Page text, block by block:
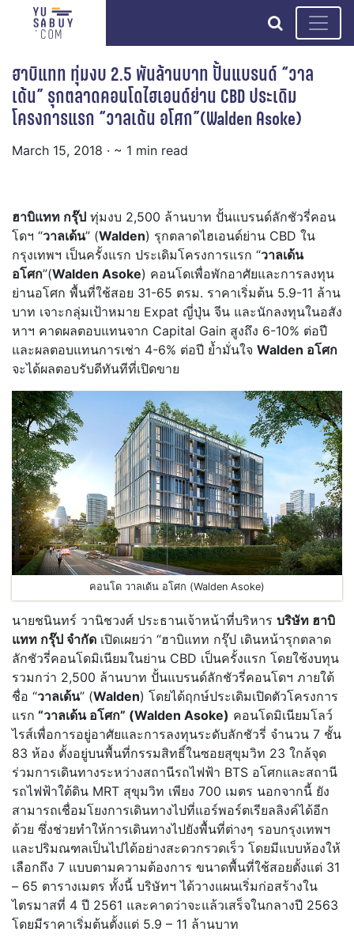
search
ฮาบิแทท ทุ่มงบ 2.5 พันล้านบาท ปั้นแบรนด์ “วาล
เด้น” รุกตลาดคอนโดไฮเอนด์ย่าน CBD ประเดิม
โครงการแรก “วาลเด้น อโศก”(Walden Asoke)
March 15, 2018 · ~ 1 min read
ฮาบิแทท กรุ๊ป ทุ่มงบ 2,500 ล้านบาท ปั้นแบรนด์ลักชัวรี่คอน
โดฯ “วาลเด้น” (Walden) รุกตลาดไฮเอนด์ย่าน CBD ใน
กรุงเทพฯ เป็นครั้งแรก ประเดิมโครงการแรก “วาลเด้น
อโศก”(Walden Asoke) คอนโดเพื่อพักอาศัยและการลงทุน
ย่านอโศก พื้นที่ใช้สอย 31-65 ตรม. ราคาเริ่มต้น 5.9-11 ล้าน
บาท เจาะกลุ่มเป้าหมาย Expat ญี่ปุ่น จีน และนักลงทุนในอสัง
หาฯ คาดผลตอบแทนจาก Capital Gain สูงถึง 6-10% ต่อปี
และผลตอบแทนการเช่า 4-6% ต่อปี ย้ำมั่นใจ Walden อโศก
จะได้ผลตอบรับดีทันทีที่เปิดขาย
คอนโด วาลเด้น อโศก (Walden Asoke)
นายชนินทร์ วานิชวงศ์ ประธานเจ้าหน้าที่บริหาร บริษัท ฮาบิ
แทท กรุ๊ป จำกัด เปิดเผยว่า “ฮาบิแทท กรุ๊ป เดินหน้ารุกตลาด
ลักชัวรี่คอนโดมิเนียมในย่าน CBD เป็นครั้งแรก โดยใช้งบทุน
รวมกว่า 2,500 ล้านบาท ปั้นแบรนด์ลักชัวรี่คอนโดฯ ภายใต้
ชื่อ “วาลเด้น” (Walden) โดยได้ฤกษ์ประเดิมเปิดตัวโครงการ
แรก “วาลเด้น อโศก” (Walden Asoke) คอนโดมิเนียมโลว์
ไรส์เพื่อการอยู่อาศัยและการลงทุนระดับลักชัวรี่ จำนวน 7 ชั้น
83 ห้อง ตั้งอยู่บนพื้นที่กรรมสิทธิ์ในซอยสุขุมวิท 23 ใกล้จุด
ร่วมการเดินทางระหว่างสถานีรถไฟฟ้า BTS อโศกและสถานี
รถไฟฟ้าใต้ดิน MRT สุขุมวิท เพียง 700 เมตร นอกจากนี้ ยัง
สามารถเชื่อมโยงการเดินทางไปที่แอร์พอร์ตเรียลลิงค์ได้อีก
ด้วย ซึ่งช่วยทำให้การเดินทางไปยังพื้นที่ต่างๆ รอบกรุงเทพฯ
และปริมณฑลเป็นไปได้อย่างสะดวกรวดเร็ว โดยมีแบบห้องให้
เลือกถึง 7 แบบตามความต้องการ ขนาดพื้นที่ใช้สอยตั้งแต่ 31
– 65 ตารางเมตร ทั้งนี้ บริษัทฯ ได้วางแผนเริ่มก่อสร้างใน
ไตรมาสที่ 4 ปี 2561 และคาดว่าจะแล้วเสร็จในกลางปี 2563
โดยมีราคาเริ่มต้นตั้งแต่ 5.9 – 11 ล้านบาท